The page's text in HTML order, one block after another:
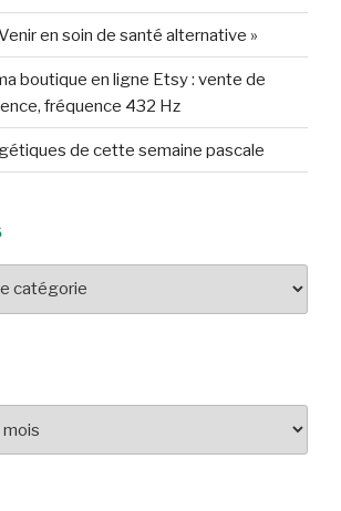
en soin de santé alternative »
boutique en ligne Etsy : vente de
fréquence 432 Hz
de cette semaine pascale